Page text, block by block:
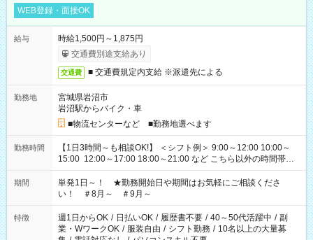
WEB登録・面接OK
給与
時給1,500円～1,875円
交通費別途支給あり
交通費 ■ 交通費規定内支給 ※派遣先による
勤務地
宮城県岩沼市
岩沼駅からバイク・車
■物流センターなど ■勤務地選べます
勤務時間
【1日3時間～も相談OK!】 ＜シフト例＞ 9:00～12:00 10:00～
15:00 12:00～17:00 18:00～21:00 など こちら以外の時間帯も
お気軽にご相談ください！
期間
単発1日～！ ★勤務開始日や期間はお気軽にご相談くださ
い！ ＃8月～ ＃9月～
特徴 週1日からOK / 日払いOK / 履歴書不要 / 40～50代活躍中 / 副
業・WワークOK / 服装自由 / シフト勤務 / 10名以上の大量募